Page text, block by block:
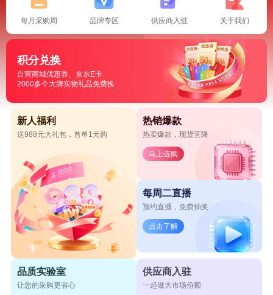
每月采购周 品牌专区 供应商入驻 关于我们
积分兑换
自营商城优惠券、京东E卡
2000多个大牌实物礼品免费换
新人福利
送988元大礼包，首单1元购
热销爆款
热卖爆款，现货直降
马上选购
每周二直播
预约直播，免费抽奖
点击了解
品质实验室
让您的采购更省心
供应商入驻
一起做大市场份额